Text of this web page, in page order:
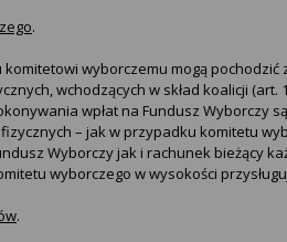
.
wyborczemu mogą
wchodzących w skład koalicji (art.
wpłat na Fundusz Wyborczy
– jak w przypadku komitetu
Wyborczy jak i rachunek bieżący
wyborczego w wysokości
.